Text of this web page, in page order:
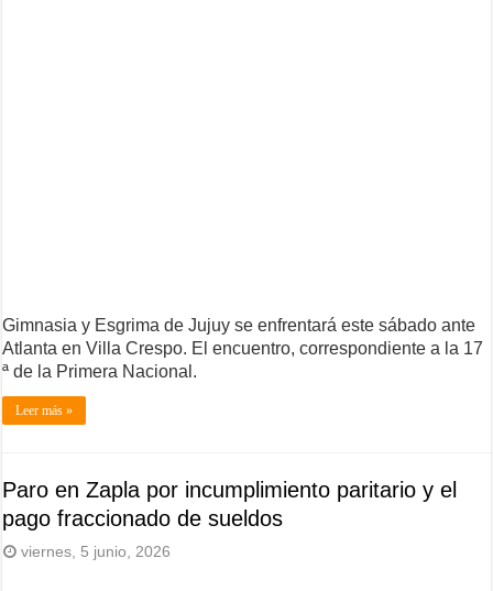
Gimnasia y Esgrima de Jujuy se enfrentará este sábado ante
Atlanta en Villa Crespo. El encuentro, correspondiente a la 17
ª de la Primera Nacional.
Leer más »
Paro en Zapla por incumplimiento paritario y el
pago fraccionado de sueldos
viernes, 5 junio, 2026